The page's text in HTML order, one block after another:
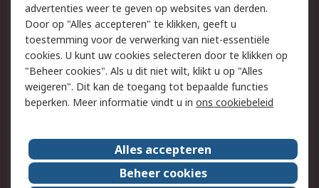
Wettelijk
Cookiebeleid
Email veiligheid
Privacybeleid
Websitevoorwaarden
Algemene
verkoopvoorwaarden
Over RS
RS Group
Over ons
advertenties weer te geven op websites van derden.
Door op "Alles accepteren" te klikken, geeft u
toestemming voor de verwerking van niet-essentiële
cookies. U kunt uw cookies selecteren door te klikken op
"Beheer cookies". Als u dit niet wilt, klikt u op "Alles
weigeren". Dit kan de toegang tot bepaalde functies
beperken. Meer informatie vindt u in ons cookiebeleid
Alles accepteren
Beheer cookies